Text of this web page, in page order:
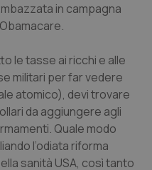
in campagna
le tasse ai ricchi e alle
militari per far vedere
atomico), devi trovare
da aggiungere agli
Quale modo
l’odiata riforma
sanità USA, così tanto